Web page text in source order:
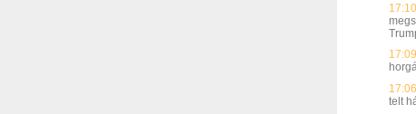
17:10
17:09
17:06
telt